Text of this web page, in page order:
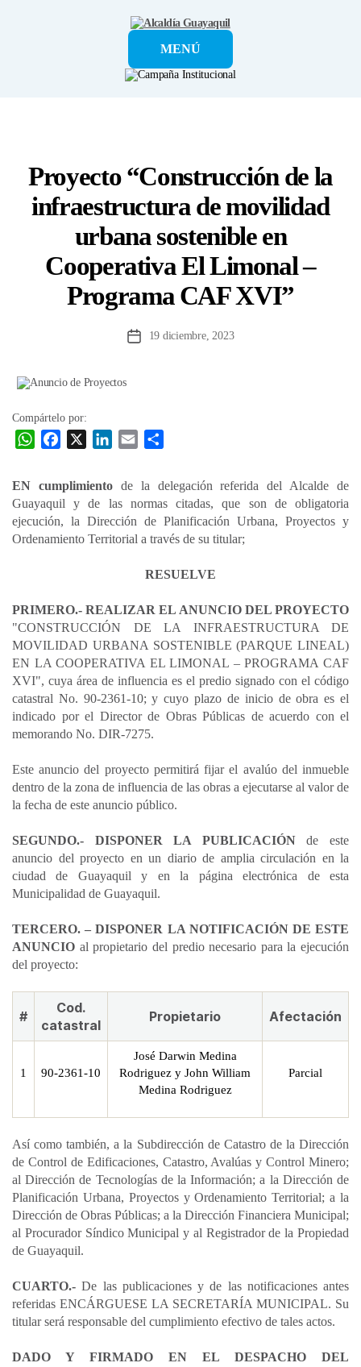
Alcaldía
GuayaquilMENÚ
Proyecto “Construcción de la
infraestructura de movilidad
urbana sostenible en
Cooperativa El Limonal –
Programa CAF XVI”
Fecha19 diciembre, 2023
Compártelo por:
W
s
A
e
o
e
d
a
r
i
EN cumplimientode la delegación referida del Alcalde de
Guayaquil y de las normas citadas, que son de obligatoria
ejecución, la Dirección de Planificación Urbana, Proyectos y
Ordenamiento Territorial a través de su titular;
RESUELVE
PRIMERO.- REALIZAR EL ANUNCIO DEL PROYECTO
"CONSTRUCCIÓN DE LA INFRAESTRUCTURA DE
MOVILIDAD URBANA SOSTENIBLE (PARQUE LINEAL)
EN LA COOPERATIVA EL LIMONAL – PROGRAMA CAF
XVI", cuya área de influencia es el predio signado con el código
catastral No. 90-2361-10; y cuyo plazo de inicio de obra es el
indicado por el Director de Obras Públicas de acuerdo con el
memorando No. DIR-7275.
Este anuncio del proyecto permitirá fijar el avalúo del inmueble
dentro de la zona de influencia de las obras a ejecutarse al valor de
la fecha de este anuncio público.
SEGUNDO.- DISPONER LA PUBLICACIÓNde este
anuncio del proyecto en un diario de amplia circulación en la
ciudad de Guayaquil y en la página electrónica de esta
Municipalidad de Guayaquil.
TERCERO. – DISPONER LA NOTIFICACIÓN DE ESTE
ANUNCIO al propietario del predio necesario para la ejecución
del proyecto:
#
Cod.
catastral
Propietario Afectación
1 90-2361-10
José Darwin Medina
Rodriguez y John William
Medina Rodriguez
Parcial
Así como también, a la Subdirección de Catastro de la Dirección
de Control de Edificaciones, Catastro, Avalúas y Control Minero;
al Dirección de Tecnologías de la Información; a la Dirección de
Planificación Urbana, Proyectos y Ordenamiento Territorial; a la
Dirección de Obras Públicas; a la Dirección Financiera Municipal;
al Procurador Síndico Municipal y al Registrador de la Propiedad
de Guayaquil.
CUARTO.- De las publicaciones y de las notificaciones antes
referidas ENCÁRGUESE LA SECRETARÍA MUNICIPAL. Su
titular será responsable del cumplimiento efectivo de tales actos.
DADO Y FIRMADO EN EL DESPACHO DEL